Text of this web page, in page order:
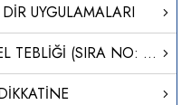
UYGULAMALARI
VERGİ USUL KANUNU GENEL TEBLİĞİ (SIRA NO: 435)'NDE DEĞİŞİKLİK YAPILMASINA DAİR TEBLİĞ (SIRA NO: 562)